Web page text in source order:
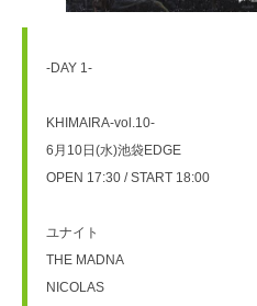
-DAY 1-
KHIMAIRA-vol.10-
6月10日(水)池袋EDGE
OPEN 17:30 / START 18:00
ユナイト
THE MADNA
NICOLAS